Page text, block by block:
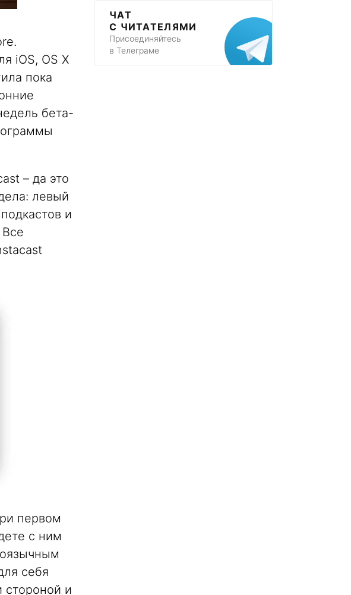
iOS, OS X
пока
бета-
– да это
левый
и
первом
с ним
себя
стороной и
ЧАТ
С ЧИТАТЕЛЯМИ
Присоединяйтесь
в Телеграме